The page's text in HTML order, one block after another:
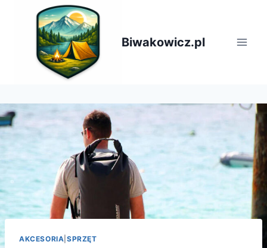
Biwakowicz.pl
AKCESORIA SPRZĘT